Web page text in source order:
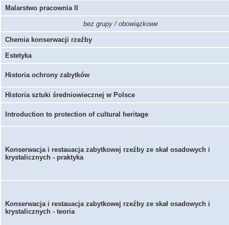
Malarstwo pracownia II
bez grupy / obowiązkowe
Chemia konserwacji rzeźby
Estetyka
Historia ochrony zabytków
Historia sztuki średniowiecznej w Polsce
Introduction to protection of cultural heritage
Konserwacja i restauacja zabytkowej rzeźby ze skał osadowych i
krystalicznych - praktyka
Konserwacja i restauacja zabytkowej rzeźby ze skał osadowych i
krystalicznych - teoria